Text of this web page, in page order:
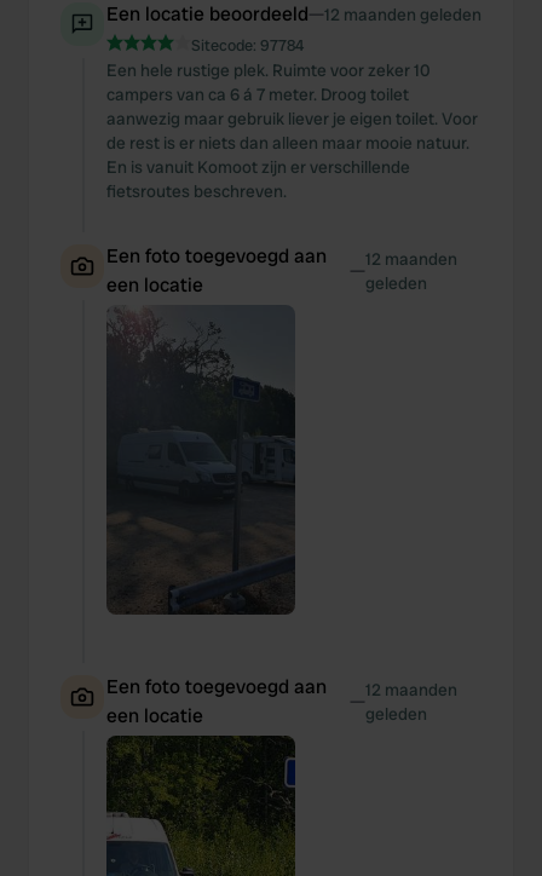
Een locatie beoordeeld—12 maanden geleden
Sitecode: 97784
Een hele rustige plek. Ruimte voor zeker 10
campers van ca 6 á 7 meter. Droog toilet
aanwezig maar gebruik liever je eigen toilet. Voor
de rest is er niets dan alleen maar mooie natuur.
En is vanuit Komoot zijn er verschillende
fietsroutes beschreven.
Een foto toegevoegd aan
een locatie
—12 maanden
geleden
Een foto toegevoegd aan
een locatie
—12 maanden
geleden